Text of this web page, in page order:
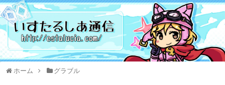
ホーム グラブル